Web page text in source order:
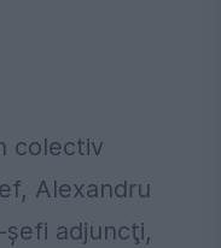
colectiv
Alexandru
adjuncţi,